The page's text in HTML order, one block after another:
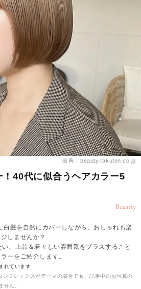
出典：beauty.rakuten.co.jp
！40代に似合うヘアカラー5
Beauty
髪を自然にカバーしながら、おしゃれも楽
しませんか？
、上品＆若々しい雰囲気をプラスすること
ーをご紹介します。
れています
プレックスがテーマの場合でも、記事中のお写真の
せん。